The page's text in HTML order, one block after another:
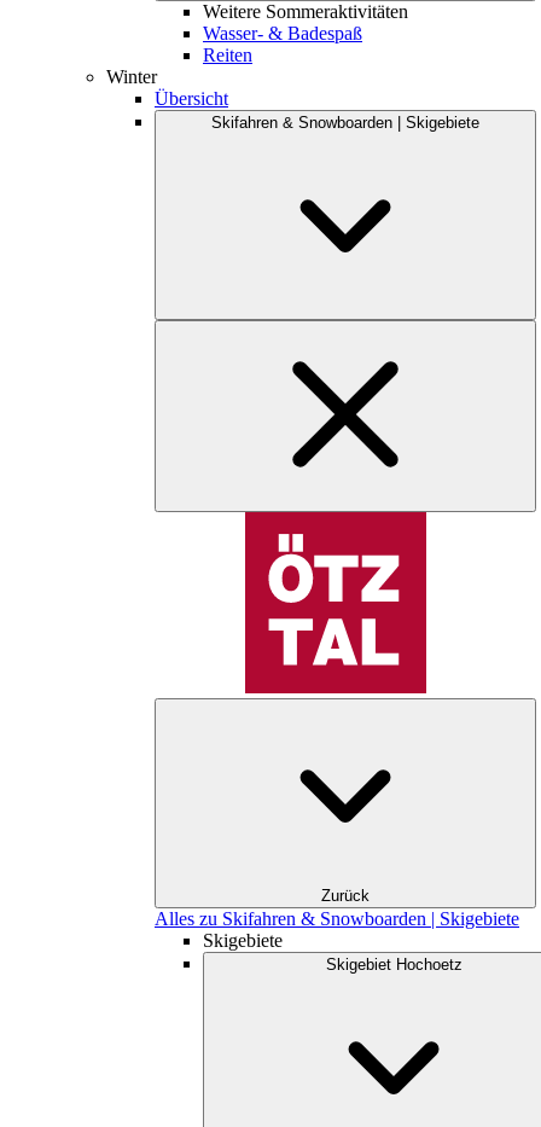
Weitere Sommeraktivitäten
Wasser- & Badespaß
Reiten
Winter
Übersicht
Skifahren & Snowboarden | Skigebiete
Zurück
Alles zu Skifahren & Snowboarden | Skigebiete
Skigebiete
Skigebiet Hochoetz